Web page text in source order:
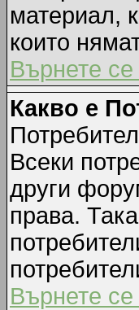
материал,
които
Върнете се
Какво е
Всеки
други
права.
Върнете се